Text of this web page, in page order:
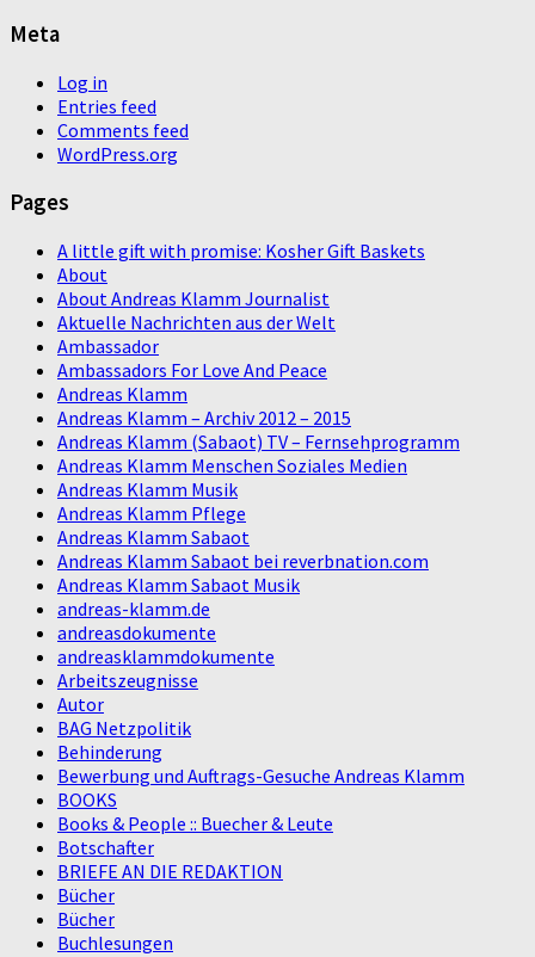
Meta
Log in
Entries feed
Comments feed
WordPress.org
Pages
A little gift with promise: Kosher Gift Baskets
About
About Andreas Klamm Journalist
Aktuelle Nachrichten aus der Welt
Ambassador
Ambassadors For Love And Peace
Andreas Klamm
Andreas Klamm – Archiv 2012 – 2015
Andreas Klamm (Sabaot) TV – Fernsehprogramm
Andreas Klamm Menschen Soziales Medien
Andreas Klamm Musik
Andreas Klamm Pflege
Andreas Klamm Sabaot
Andreas Klamm Sabaot bei reverbnation.com
Andreas Klamm Sabaot Musik
andreas-klamm.de
andreasdokumente
andreasklammdokumente
Arbeitszeugnisse
Autor
BAG Netzpolitik
Behinderung
Bewerbung und Auftrags-Gesuche Andreas Klamm
BOOKS
Books & People :: Buecher & Leute
Botschafter
BRIEFE AN DIE REDAKTION
Bücher
Bücher
Buchlesungen